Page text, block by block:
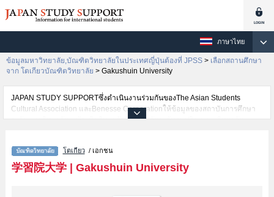
ภาษาไทย
ข้อมูลมหาวิทยาลัย,บัณฑิตวิทยาลัยในประเทศญี่ปุ่นต้องที่ JPSS > เลือกสถานศึกษา
จาก โตเกียวบัณฑิตวิทยาลัย > Gakushuin University
JAPAN STUDY SUPPORTซึ่งดำเนินงานร่วมกันของThe Asian Students
Cultural Association และBenesse Corporationให้ข้อมูลของสถาบันการศึกษา
ระดับมหาวิทยาลัย・บัณฑิตวิทยาลัย・วิทยาลัยระดับอนุปริญญา・วิทยาลัย
ต่างชาติเช่น เป็นต้น,ข้อมูลของแต่ละสาขาวิจัย,ข้อมูลการสอบคัดเลือกเข้าศึกษา
เช่นจำนวนคนที่รับสมัครหรือจำนวนคนที่ผ่านการสอบคัดเลือกเป็นต้น,แนะนำ
สถานที่,การเดินทางเป็นต้นไว้ด้วยดังนั้นขอเชิญใช้บริการค้นหาข้อมูลตาม
โตเกียว/ เอกชน
学習院大学| Gakushuin University